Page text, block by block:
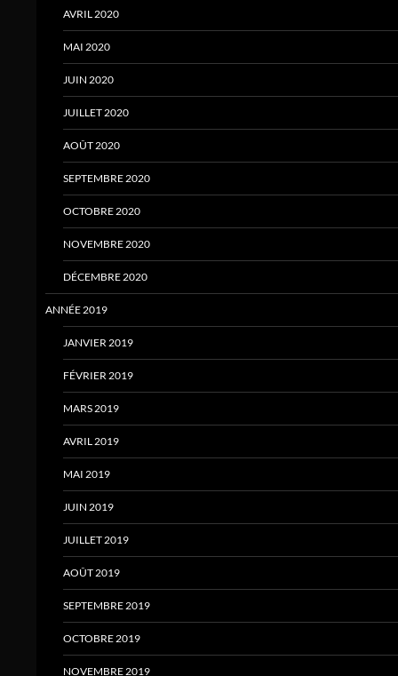
AVRIL 2020
MAI 2020
JUIN 2020
JUILLET 2020
AOÛT 2020
SEPTEMBRE 2020
OCTOBRE 2020
NOVEMBRE 2020
DÉCEMBRE 2020
ANNÉE 2019
JANVIER 2019
FÉVRIER 2019
MARS 2019
AVRIL 2019
MAI 2019
JUIN 2019
JUILLET 2019
AOÛT 2019
SEPTEMBRE 2019
OCTOBRE 2019
NOVEMBRE 2019